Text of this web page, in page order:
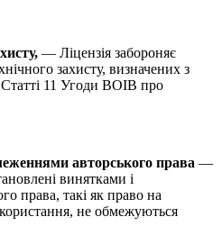
— Ліцензія забороняє
захисту, визначених з
11 Угоди ВОІВ про
авторського права —
винятками і
права, такі як право на
не обмежуються